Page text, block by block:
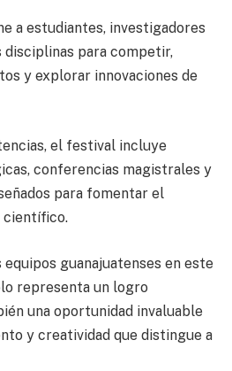
a estudiantes, investigadores
disciplinas para competir,
y explorar innovaciones de
el festival incluye
conferencias magistrales y
para fomentar el
científico.
guanajuatenses en este
representa un logro
una oportunidad invaluable
y creatividad que distingue a